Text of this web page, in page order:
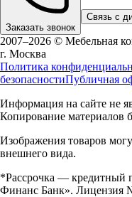
Заказать звонок
Связь с
2007–2026 © Мебельная
г. Москва
Политика
безопасностиПубличная
Информация на сайте не
Копирование материалов
Изображения товаров
внешнего вида.
*Рассрочка — кредитный
Финанс Банк». Лицензия